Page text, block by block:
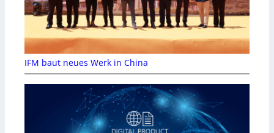
IFM baut neues Werk in China